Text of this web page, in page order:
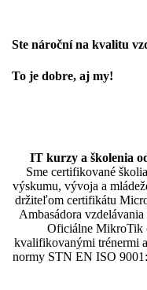
Ste nároční na kvalitu
To je dobre, aj my!
IT kurzy a školenia
Sme certifikované
výskumu, vývoja a
držiteľom certifikátu
Ambasádora
Oficiálne MikroTik
kvalifikovanými trénermi
normy STN EN ISO